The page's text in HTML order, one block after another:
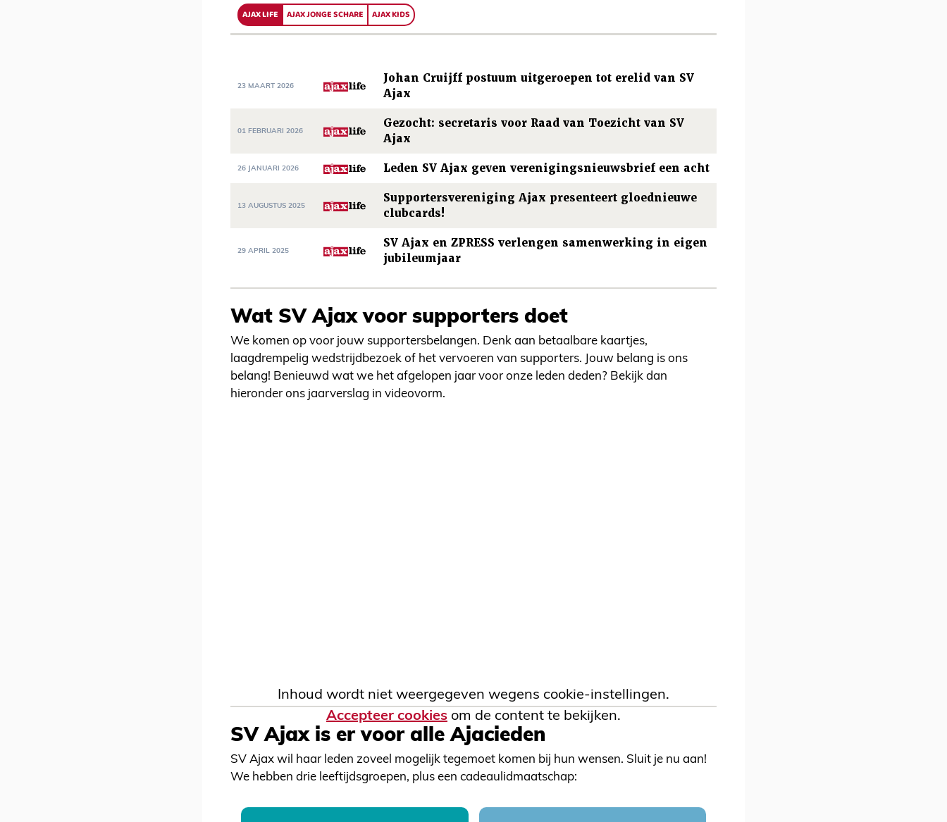
AJAX LIFE AJAX JONGE SCHARE AJAX KIDS
23 MAART 2026
Johan Cruijff postuum uitgeroepen tot erelid van SV
Ajax
01 FEBRUARI 2026
Gezocht: secretaris voor Raad van Toezicht van SV
Ajax
26 JANUARI 2026 Leden SV Ajax geven verenigingsnieuwsbrief een acht
13 AUGUSTUS 2025
Supportersvereniging Ajax presenteert gloednieuwe
clubcards!
29 APRIL 2025
SV Ajax en ZPRESS verlengen samenwerking in eigen
jubileumjaar
Wat SV Ajax voor supporters doet
We komen op voor jouw supportersbelangen. Denk aan betaalbare kaartjes,
laagdrempelig wedstrijdbezoek of het vervoeren van supporters. Jouw belang is ons
belang! Benieuwd wat we het afgelopen jaar voor onze leden deden? Bekijk dan
hieronder ons jaarverslag in videovorm.
Inhoud wordt niet weergegeven wegens cookie-instellingen.
Accepteer cookies om de content te bekijken.
SV Ajax is er voor alle Ajacieden
SV Ajax wil haar leden zoveel mogelijk tegemoet komen bij hun wensen. Sluit je nu aan!
We hebben drie leeftijdsgroepen, plus een cadeaulidmaatschap: